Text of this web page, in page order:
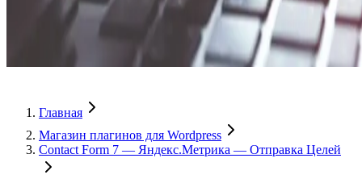
Главная
Магазин плагинов для Wordpress
Contact Form 7 — Яндекс.Метрика — Отправка Целей